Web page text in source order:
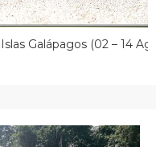
Galápagos (02 – 14